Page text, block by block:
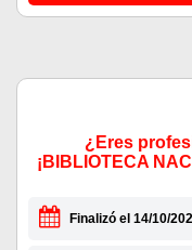
¿Eres
¡BIBLIOTECA
Finalizó el 14/10/